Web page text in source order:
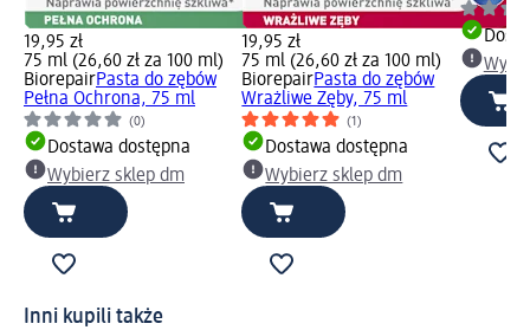
19,95 zł
75 ml (26,60 zł za 100 ml)
BiorepairPasta do zębów
Pełna Ochrona, 75 ml
(0)
Dostawa dostępna
Wybierz sklep dm
19,95 zł
75 ml (26,60 zł za 100 ml)
BiorepairPasta do zębów
Wrażliwe Zęby, 75 ml
(1)
Dostawa dostępna
Wybierz sklep dm
Inni kupili także